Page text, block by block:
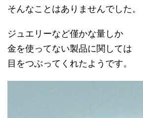
そんなことはありませんでした。
ジュエリーなど僅かな量しか
金を使ってない製品に関しては
目をつぶってくれたようです。